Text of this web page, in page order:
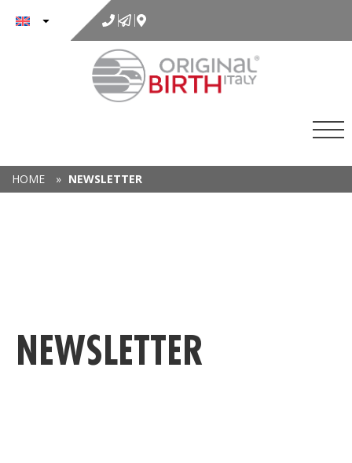
content
HOME » NEWSLETTER
NEWSLETTER